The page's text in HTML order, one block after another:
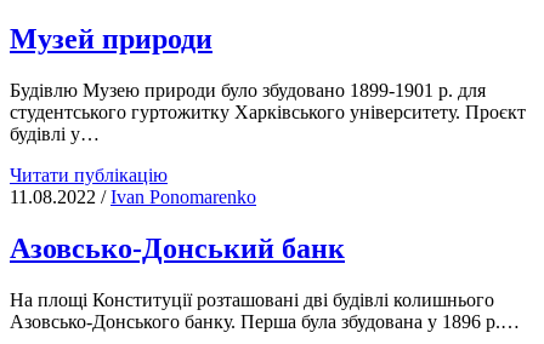
Музей природи
Будівлю Музею природи було збудовано 1899-1901 р. для
студентського гуртожитку Харківського університету. Проєкт
будівлі у…
Читати публікаціюМузей
природи
11.08.2022 /Іvan Ponomarenko
Азовсько-Донський банк
На площі Конституції розташовані дві будівлі колишнього
Азовсько-Донського банку. Перша була збудована у 1896 р.…